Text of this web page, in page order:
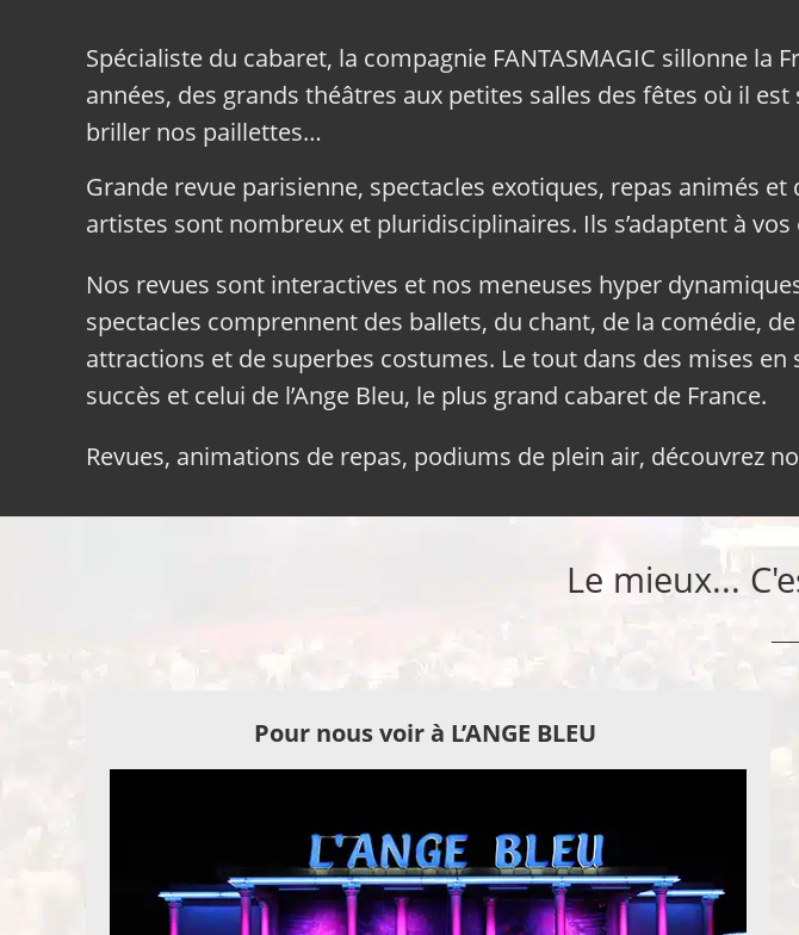
Spécialiste du cabaret, la compagnie FANTASMAGIC sillonne la
années, des grands théâtres aux petites salles des fêtes où il
briller nos paillettes…
Grande revue parisienne, spectacles exotiques, repas animés et
artistes sont nombreux et pluridisciplinaires. Ils s’adaptent à vos
Nos revues sont interactives et nos meneuses hyper
spectacles comprennent des ballets, du chant, de la comédie,
attractions et de superbes costumes. Le tout dans des mises
succès et celui de l’Ange Bleu, le plus grand cabaret de France.
Revues, animations de repas, podiums de plein air, découvrez
Le mieux...
Pour nous voir à L’ANGE BLEU